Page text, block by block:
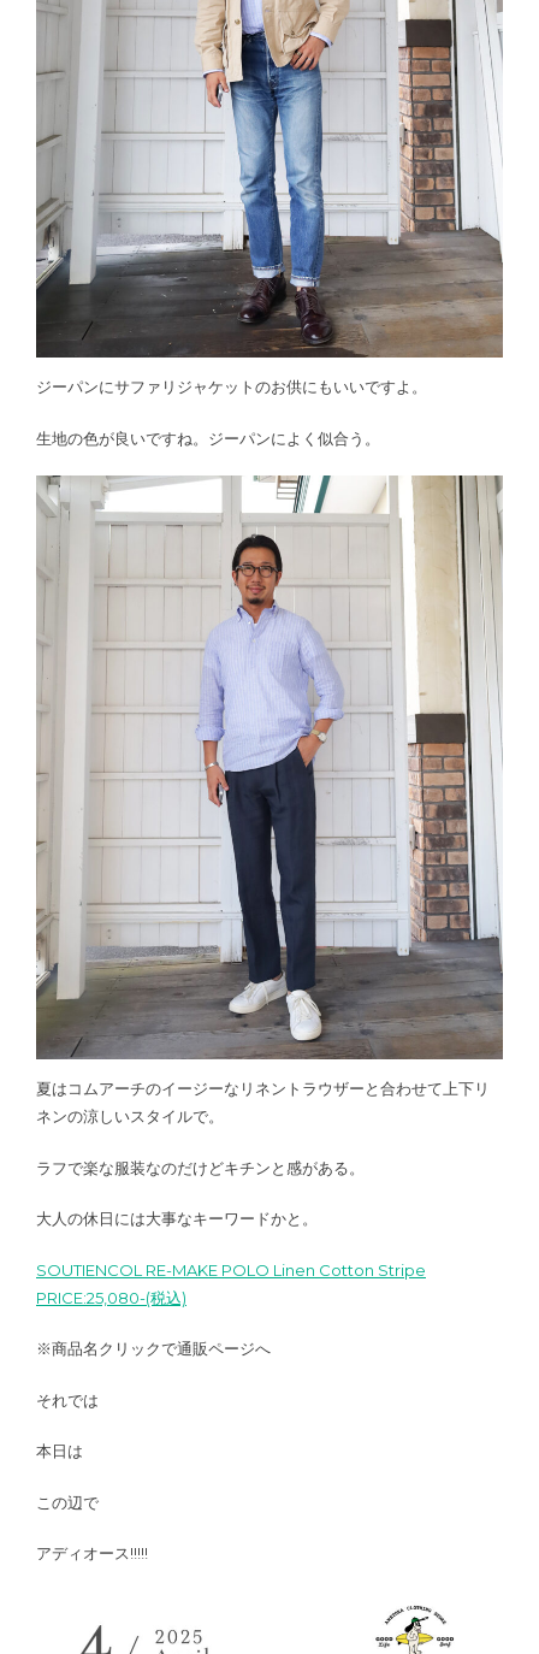
ジーパンにサファリジャケットのお供にもいいですよ。
生地の色が良いですね。ジーパンによく似合う。
夏はコムアーチのイージーなリネントラウザーと合わせて上下リ
ネンの涼しいスタイルで。
ラフで楽な服装なのだけどキチンと感がある。
大人の休日には大事なキーワードかと。
SOUTIENCOL RE-MAKE POLO Linen Cotton Stripe
PRICE:25,080-(税込)
※商品名クリックで通販ページへ
それでは
本日は
この辺で
アディオース!!!!!